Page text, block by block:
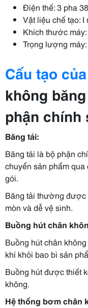
Điện thế: 3 pha
Vật liệu chế tạo:
Khích thước
Trọng lượng
Cấu tạo của
không
phận chính
Băng tải:
Băng tải là bộ phận
chuyển sản phẩm
gói.
Băng tải thường được
mòn và dễ vệ sinh.
Buồng hút chân
Buồng hút chân
khí khỏi bao bì sản
Buồng hút được thiết
không.
Hệ thống bơm chân